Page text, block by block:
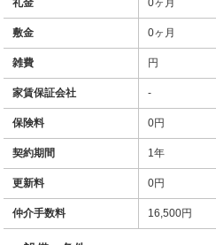
敷金 0ヶ月
雑費 円
家賃保証会社 -
保険料 0円
契約期間 1年
更新料 0円
仲介手数料 16,500円